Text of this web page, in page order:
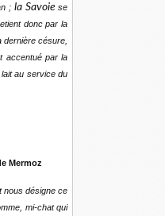
;la Savoiese
donc par la
dernière césure,
accentué par la
au service du
Mermoz
désigne ce
mi-chat qui